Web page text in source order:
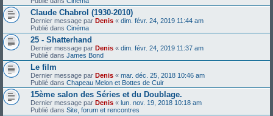
Claude Chabrol (1930-2010)
Dernier message par Denis « dim. févr. 24, 2019 11:44 am
Publié dans Cinéma
25 - Shatterhand
Dernier message par Denis « dim. févr. 24, 2019 11:37 am
Publié dans James Bond
Le film
Dernier message par Denis « mar. déc. 25, 2018 10:46 am
Publié dans Chapeau Melon et Bottes de Cuir
15ème salon des Séries et du Doublage.
Dernier message par Denis « lun. nov. 19, 2018 10:18 am
Publié dans Site, forum et rencontres